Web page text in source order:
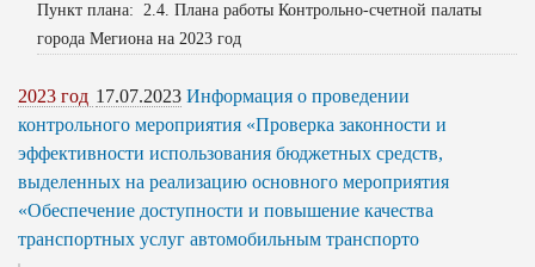
Пункт плана: 2.4. Плана работы Контрольно-счетной палаты
города Мегиона на 2023 год
2023 год 17.07.2023 Информация о проведении
контрольного мероприятия «Проверка законности и
эффективности использования бюджетных средств,
выделенных на реализацию основного мероприятия
«Обеспечение доступности и повышение качества
транспортных услуг автомобильным транспорто